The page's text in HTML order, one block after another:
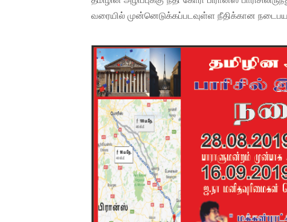
01/11/2021 Scotland ல்
பிரிட்டனால் கடத்தப்படும்
வர்ராரு...வர்ராரு... அண்ணாத்த :
கைது செய்யப்பட்ட இளைஞன்
தடுப்பூசியை பெற்றுக் கொள்ளக்
சிறுமியை பாலியல் வன்கொடுமை
பிரபல நடிகை தூக்கிட்டு தற்கொலை!
வரையில் முன்னெடுக்கப்படவுள்ள நீதிக்கான